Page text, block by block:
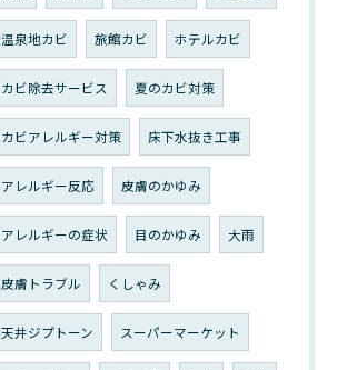
温泉地カビ 旅館カビ ホテルカビ
カビ除去サービス 夏のカビ対策
カビアレルギー対策 床下水抜き工事
アレルギー反応 皮膚のかゆみ
アレルギーの症状 目のかゆみ 大雨
皮膚トラブル くしゃみ
天井ジプトーン スーパーマーケット